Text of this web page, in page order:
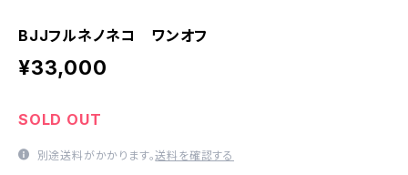
BJJフルネノネコ ワンオフ
¥33,000
SOLD OUT
別途送料がかかります。送料を確認する